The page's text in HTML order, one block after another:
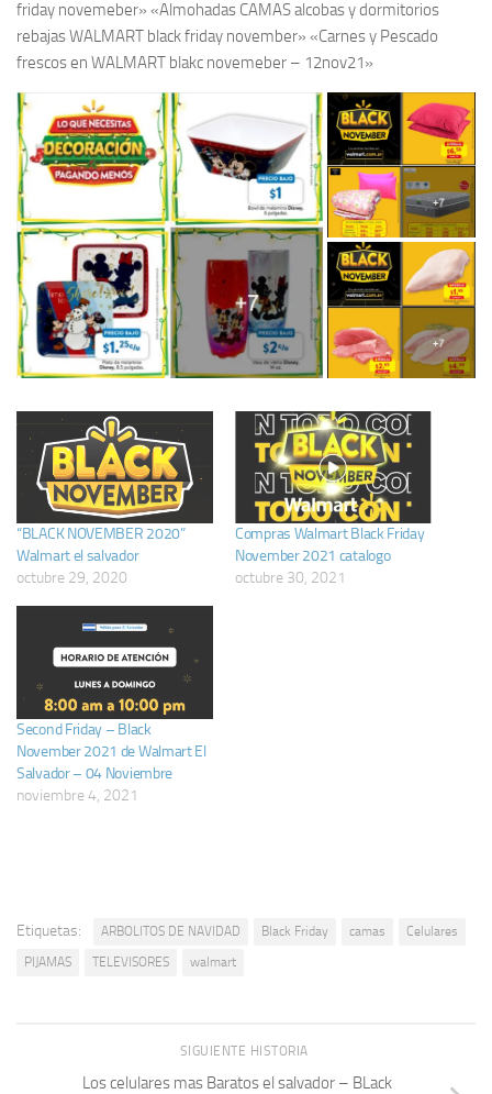
friday novemeber» «Almohadas CAMAS alcobas y dormitorios
rebajas WALMART black friday november» «Carnes y Pescado
frescos en WALMART blakc novemeber – 12nov21»
“BLACK NOVEMBER 2020”
Walmart el salvador
octubre 29, 2020
Compras Walmart Black Friday
November 2021 catalogo
octubre 30, 2021
Second Friday – Black
November 2021 de Walmart El
Salvador – 04 Noviembre
noviembre 4, 2021
Etiquetas: ARBOLITOS DE NAVIDAD Black Friday camas
Celulares
PIJAMAS
TELEVISORES walmart
SIGUIENTE HISTORIA
Los celulares mas Baratos el salvador – BLack